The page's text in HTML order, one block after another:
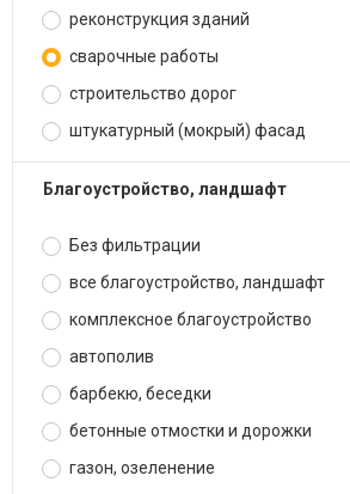
реконструкция зданий
сварочные работы
строительство дорог
штукатурный (мокрый) фасад
благоустройство, ландшафт
Без фильтрации
все благоустройство, ландшафт
комплексное благоустройство
автополив
барбекю, беседки
бетонные отмостки и дорожки
газон, озеленение